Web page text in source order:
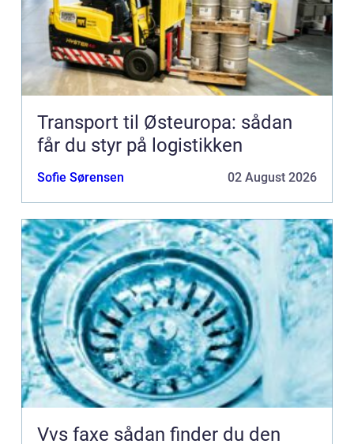
Transport til Østeuropa: sådan
får du styr på logistikken
Sofie Sørensen 02 August 2026
Vvs faxe sådan finder du den